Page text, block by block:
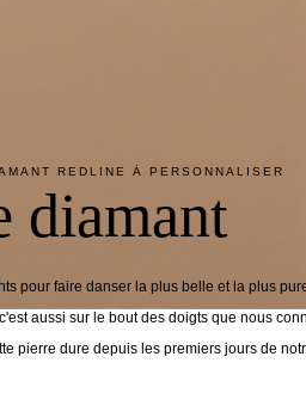
REDLINE À PERSONNALISER
diamant
pour faire danser la plus belle et la plus
aussi sur le bout des doigts que nous
pierre dure depuis les premiers jours de